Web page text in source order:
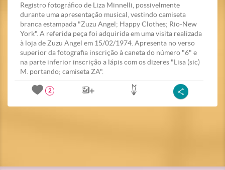
Registro fotográfico de Liza Minnelli, possivelmente
durante uma apresentação musical, vestindo camiseta
branca estampada "Zuzu Angel; Happy Clothes; Rio-New
York". A referida peça foi adquirida em uma visita realizada
à loja de Zuzu Angel em 15/02/1974. Apresenta no verso
superior da fotografia inscrição à caneta do número "6" e
na parte inferior inscrição a lápis com os dizeres "Lisa (sic)
M. portando; camiseta ZA".
2